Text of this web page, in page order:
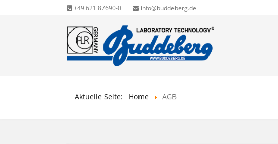
+49 621 87690-0 info@buddeberg.de
Aktuelle Seite: Home AGB